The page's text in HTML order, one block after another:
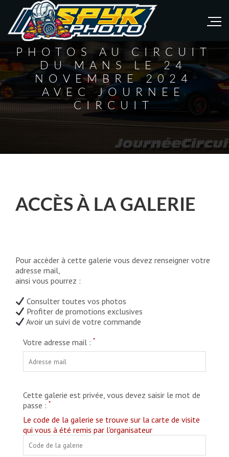
PHOTOS AU CIRCUIT
DU MANS LE 24
NOVEMBRE 2024
AVEC JOURNEE
CIRCUIT
ACCÈS À LA GALERIE
Pour accèder à cette galerie vous devez renseigner votre
adresse mail,
ainsi vous pourrez :
Consulter toutes vos photos
Profiter de promotions exclusives
Avoir un suivi de votre commande
Votre adresse mail : *
Cette galerie est privée, vous devez saisir le mot de
passe : *
Le code de la galerie se trouve sur la carte de visite
qui vous à été remis par l'organisateur